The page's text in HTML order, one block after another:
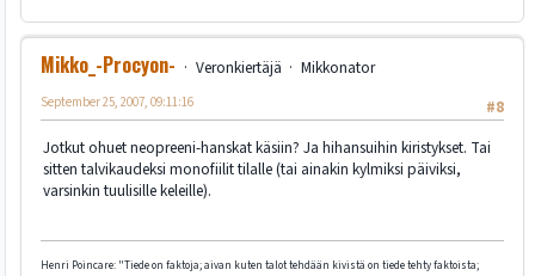
Mikko_-Procyon- Veronkiertäjä
Mikkonator
#8
September 25, 2007, 09:11:16
Jotkut ohuet neopreeni-hanskat käsiin? Ja hihansuihin kiristykset. Tai
sitten talvikaudeksi monofiilit tilalle (tai ainakin kylmiksi päiviksi,
varsinkin tuulisille keleille).
Henri Poincare: "Tiede on faktoja; aivan kuten talot tehdään kivistä on tiede tehty faktoista;